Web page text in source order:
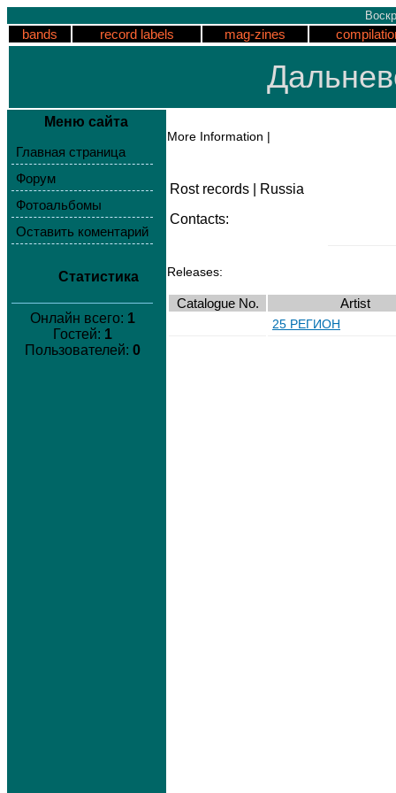
bands record labels mag-zines
Меню сайта
Главная страница
Форум
Фотоальбомы
Оставить коментарий
Статистика
Онлайн всего: 1
Гостей: 1
Пользователей: 0
More Information |
Rost records | Russia
Contacts:
Releases:
Catalogue No. Artist
25 РЕГИОН